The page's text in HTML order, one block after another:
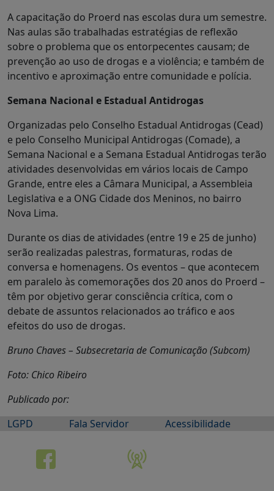
A capacitação do Proerd nas escolas dura um semestre.
Nas aulas são trabalhadas estratégias de reflexão
sobre o problema que os entorpecentes causam; de
prevenção ao uso de drogas e a violência; e também de
incentivo e aproximação entre comunidade e polícia.
Semana Nacional e Estadual Antidrogas
Organizadas pelo Conselho Estadual Antidrogas (Cead)
e pelo Conselho Municipal Antidrogas (Comade), a
Semana Nacional e a Semana Estadual Antidrogas terão
atividades desenvolvidas em vários locais de Campo
Grande, entre eles a Câmara Municipal, a Assembleia
Legislativa e a ONG Cidade dos Meninos, no bairro
Nova Lima.
Durante os dias de atividades (entre 19 e 25 de junho)
serão realizadas palestras, formaturas, rodas de
conversa e homenagens. Os eventos – que acontecem
em paralelo às comemorações dos 20 anos do Proerd –
têm por objetivo gerar consciência crítica, com o
debate de assuntos relacionados ao tráfico e aos
efeitos do uso de drogas.
Bruno Chaves – Subsecretaria de Comunicação (Subcom)
Foto: Chico Ribeiro
Publicado por:
LGPD
Fala Servidor Acessibilidade